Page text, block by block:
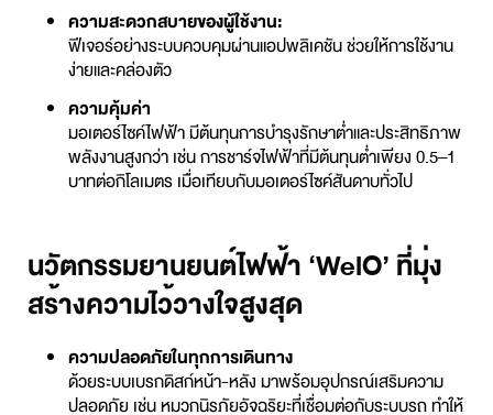
ความสะดวกสบายของผู้ใช้งาน:
ฟีเจอร์อย่างระบบควบคุมผ่านแอปพลิเคชัน ช่วยให้การใช้งาน
ง่ายและคล่องตัว
ความคุ้มค่า
มอเตอร์ไซค์ไฟฟ้า มีต้นทุนการบำรุงรักษาต่ำและประสิทธิภาพ
พลังงานสูงกว่า เช่น การชาร์จไฟฟ้าที่มีต้นทุนต่ำเพียง 0.5–1
บาทต่อกิโลเมตร เมื่อเทียบกับมอเตอร์ไซค์สันดาบทั่วไป
นวัตกรรมยานยนต์ไฟฟ้า ‘WelO’ ที่มุ่ง
สร้างความไว้วางใจสูงสุด
ความปลอดภัยในทุกการเดินทาง
ด้วยระบบเบรกดิสก์หน้า-หลัง มาพร้อมอุปกรณ์เสริมความ
ปลอดภัย เช่น หมวกนิรภัยอัจฉริยะที่เชื่อมต่อกับระบบรถ ทำให้